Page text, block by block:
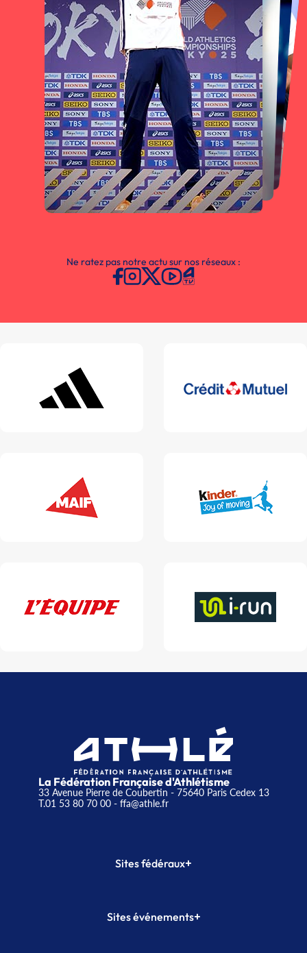
Ne ratez pas notre actu sur nos réseaux :
La Fédération Française d'Athlétisme
33 Avenue Pierre de Coubertin - 75640 Paris Cedex 13
T.01 53 80 70 00- ffa@athle.fr
Sites fédéraux+
Plateforme Formation
Sites événements+